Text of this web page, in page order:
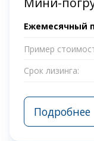
Ежемесячный
Пример
Срок лизинга:
Подробнее